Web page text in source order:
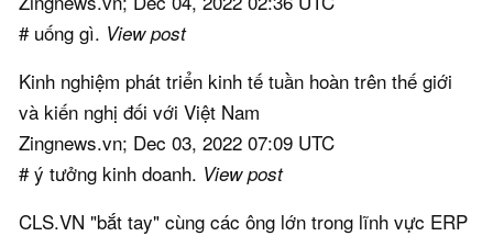
# uống gì. View post
Kinh nghiệm phát triển kinh tế tuần hoàn trên thế giới
và kiến nghị đối với Việt Nam
Zingnews.vn; Dec 03, 2022 07:09 UTC
# ý tưởng kinh doanh. View post
CLS.VN "bắt tay" cùng các ông lớn trong lĩnh vực ERP